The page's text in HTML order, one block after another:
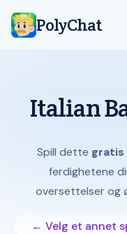
PolyChat
Italian
Spill dette
ferdighetene
oversettelser og
← Velg et annet